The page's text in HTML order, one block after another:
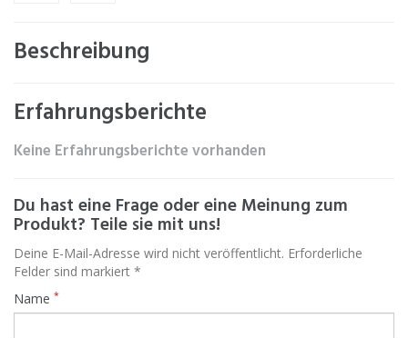
Beschreibung
Erfahrungsberichte
Keine Erfahrungsberichte vorhanden
Du hast eine Frage oder eine Meinung zum
Produkt? Teile sie mit uns!
Deine E-Mail-Adresse wird nicht veröffentlicht. Erforderliche
Felder sind markiert *
Name *